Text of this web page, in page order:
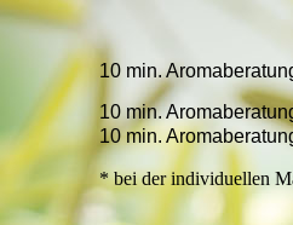
10 min.
10 min.
10 min.
*bei der individuellen